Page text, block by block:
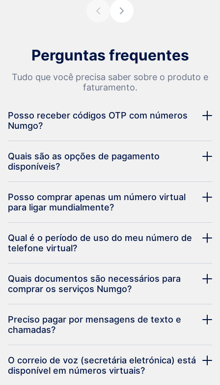
Perguntas frequentes
Tudo que você precisa saber sobre o produto e
faturamento.
Posso receber códigos OTP com números
Numgo?
Quais são as opções de pagamento
disponíveis?
Posso comprar apenas um número virtual
para ligar mundialmente?
Qual é o período de uso do meu número de
telefone virtual?
Quais documentos são necessários para
comprar os serviços Numgo?
Preciso pagar por mensagens de texto e
chamadas?
O correio de voz (secretária eletrónica) está
disponível em números virtuais?